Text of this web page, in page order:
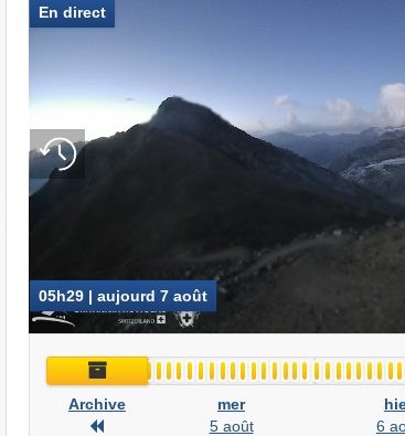
En direct
05h29 | aujourd 7 août
Archive
Archive
Archive
mer
5 août
6